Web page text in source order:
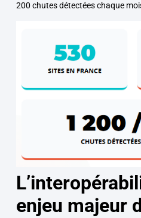
200 chutes détectées chaque
enjeu majeur